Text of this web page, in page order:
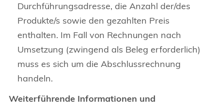
Durchführungsadresse, die Anzahl der/des
Produkte/s sowie den gezahlten Preis
enthalten. Im Fall von Rechnungen nach
Umsetzung (zwingend als Beleg erforderlich)
muss es sich um die Abschlussrechnung
handeln.
Weiterführende Informationen und